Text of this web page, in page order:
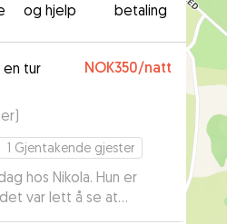
og hjelp
betaling
en tur
NOK350/natt
)
1 Gjentakende gjester
hos Nikola. Hun er
var lett å se at
Kommer garantert til å